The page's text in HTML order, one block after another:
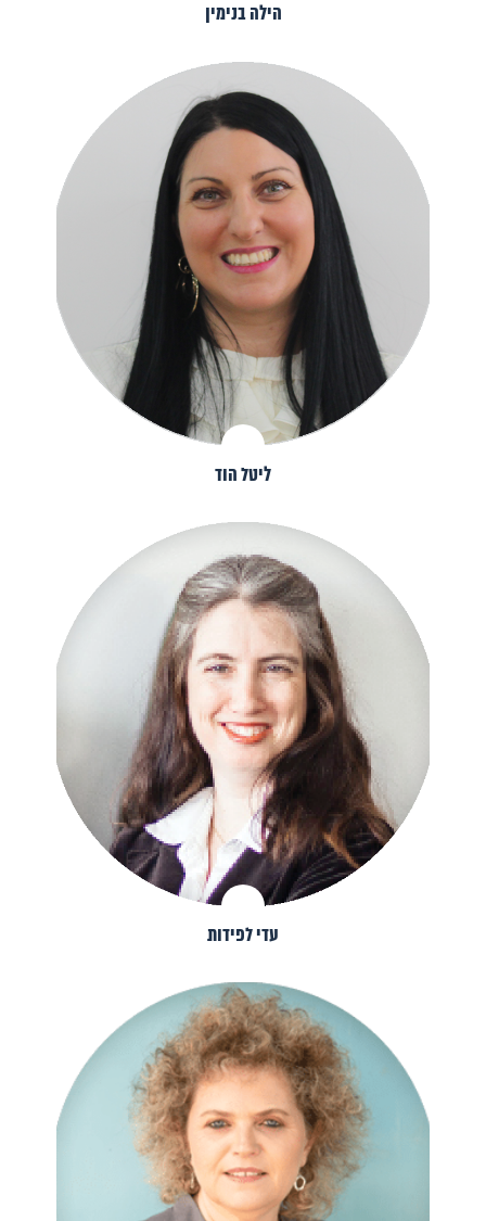
הילה בנימין
ליטל הוד
עדי לפידות